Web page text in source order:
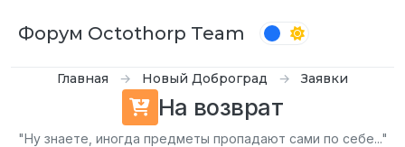
Форум Octothorp Team
Главная Новый Доброград Заявки
На возврат
"Ну знаете, иногда предметы пропадают сами по себе..."